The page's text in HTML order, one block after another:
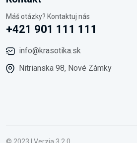
Máš otázky? Kontaktuj nás
+421 901 111 111
info@krasotika.sk
Nitrianska 98, Nové Zámky